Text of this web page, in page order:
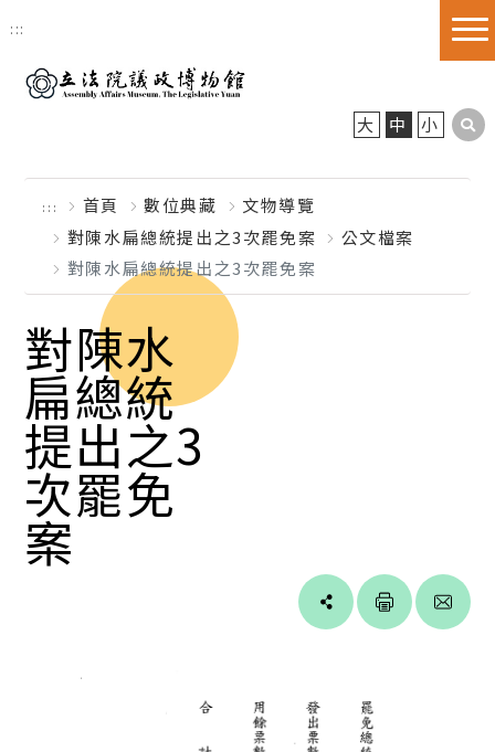
跳到主要內容區塊
:::
大 中 小
::: 首頁 數位典藏
文物導覽
對陳水扁總統提出之3次罷免案
公文檔案
對陳水扁總統提出之3次罷免案
對陳水
扁總統
提出之3
次罷免
案
Line